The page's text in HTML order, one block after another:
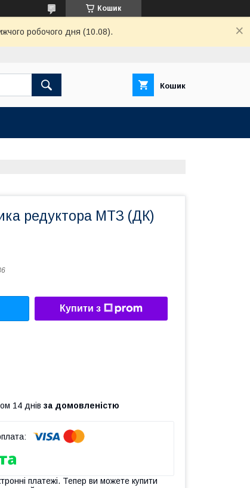
Кошик
робочого дня (10.08).
Кошик
редуктора МТЗ (ДК)
Купити з
14 днів за домовленістю
платежі. Тепер ви можете купити